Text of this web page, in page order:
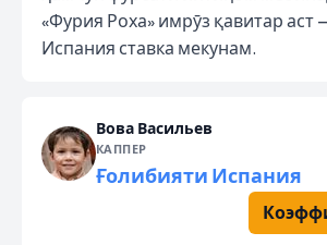
«Фурия Роха» имрӯз қавитар аст
Испания ставка мекунам.
Вова Васильев
КАППЕР
Ғолибияти Испания